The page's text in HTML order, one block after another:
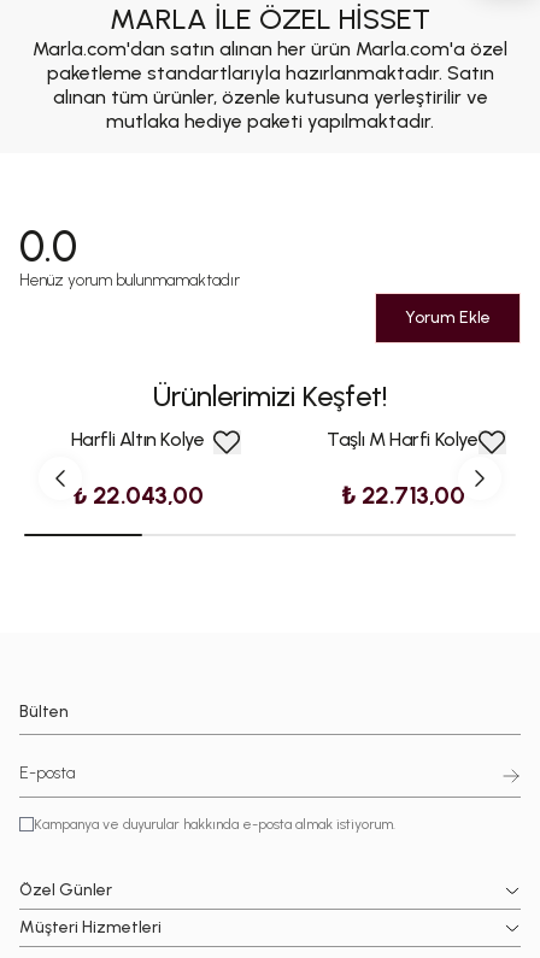
MARLA İLE ÖZEL HİSSET
Marla.com'dan satın alınan her ürün Marla.com'a özel
paketleme standartlarıyla hazırlanmaktadır. Satın
alınan tüm ürünler, özenle kutusuna yerleştirilir ve
mutlaka hediye paketi yapılmaktadır.
0.0
Henüz yorum bulunmamaktadır
Yorum Ekle
Ürünlerimizi Keşfet!
Harfli Altın Kolye
₺ 22.043,00
Taşlı M Harfi Kolye
₺ 22.713,00
Bülten
Kampanya ve duyurular hakkında e-posta almak istiyorum.
Özel Günler
Müşteri Hizmetleri